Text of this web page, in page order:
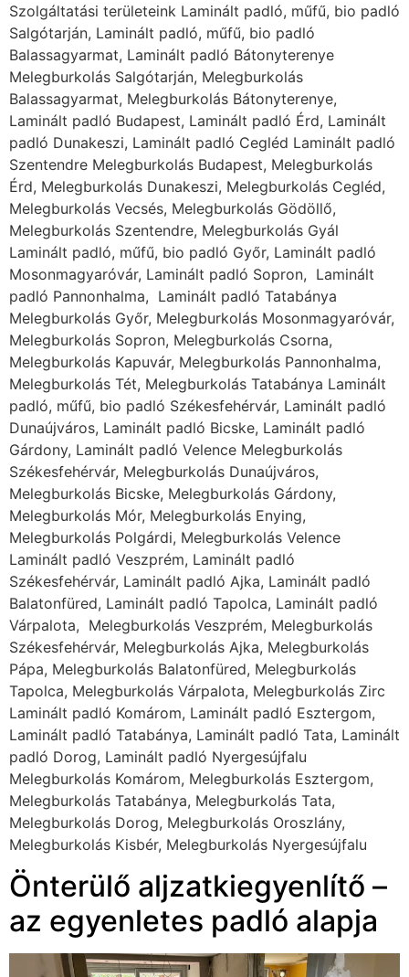
Szolgáltatási területeink Laminált padló, műfű, bio padló
Salgótarján, Laminált padló, műfű, bio padló
Balassagyarmat, Laminált padló Bátonyterenye
Melegburkolás Salgótarján, Melegburkolás
Balassagyarmat, Melegburkolás Bátonyterenye,
Laminált padló Budapest, Laminált padló Érd, Laminált
padló Dunakeszi, Laminált padló Cegléd Laminált padló
Szentendre Melegburkolás Budapest, Melegburkolás
Érd, Melegburkolás Dunakeszi, Melegburkolás Cegléd,
Melegburkolás Vecsés, Melegburkolás Gödöllő,
Melegburkolás Szentendre, Melegburkolás Gyál
Laminált padló, műfű, bio padló Győr, Laminált padló
Mosonmagyaróvár, Laminált padló Sopron, Laminált
padló Pannonhalma, Laminált padló Tatabánya
Melegburkolás Győr, Melegburkolás Mosonmagyaróvár,
Melegburkolás Sopron, Melegburkolás Csorna,
Melegburkolás Kapuvár, Melegburkolás Pannonhalma,
Melegburkolás Tét, Melegburkolás Tatabánya Laminált
padló, műfű, bio padló Székesfehérvár, Laminált padló
Dunaújváros, Laminált padló Bicske, Laminált padló
Gárdony, Laminált padló Velence Melegburkolás
Székesfehérvár, Melegburkolás Dunaújváros,
Melegburkolás Bicske, Melegburkolás Gárdony,
Melegburkolás Mór, Melegburkolás Enying,
Melegburkolás Polgárdi, Melegburkolás Velence
Laminált padló Veszprém, Laminált padló
Székesfehérvár, Laminált padló Ajka, Laminált padló
Balatonfüred, Laminált padló Tapolca, Laminált padló
Várpalota, Melegburkolás Veszprém, Melegburkolás
Székesfehérvár, Melegburkolás Ajka, Melegburkolás
Pápa, Melegburkolás Balatonfüred, Melegburkolás
Tapolca, Melegburkolás Várpalota, Melegburkolás Zirc
Laminált padló Komárom, Laminált padló Esztergom,
Laminált padló Tatabánya, Laminált padló Tata, Laminált
padló Dorog, Laminált padló Nyergesújfalu
Melegburkolás Komárom, Melegburkolás Esztergom,
Melegburkolás Tatabánya, Melegburkolás Tata,
Melegburkolás Dorog, Melegburkolás Oroszlány,
Melegburkolás Kisbér, Melegburkolás Nyergesújfalu
Önterülő aljzatkiegyenlítő –
az egyenletes padló alapja